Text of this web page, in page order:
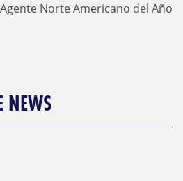
Norte Americano del Año
NEWS